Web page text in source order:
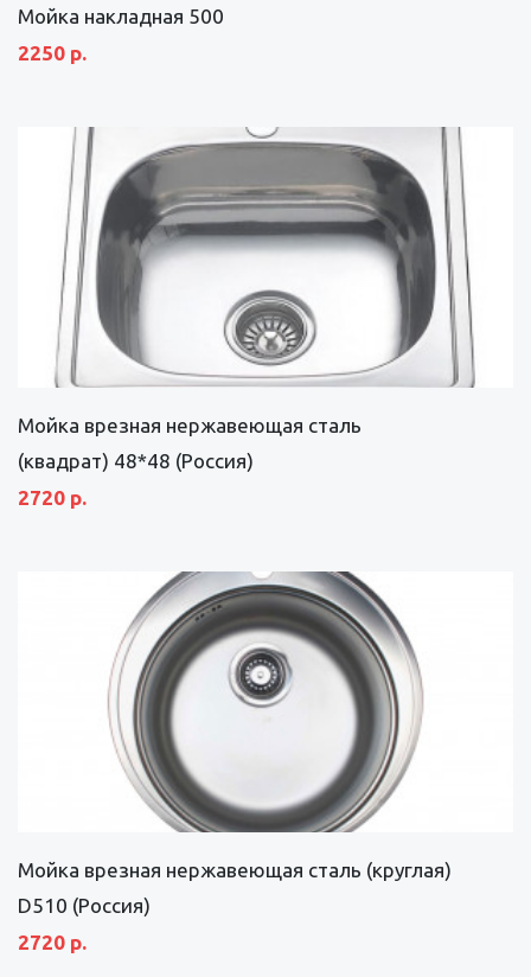
Мойка накладная 500
2250 р.
Мойка врезная нержавеющая сталь
(квадрат) 48*48 (Россия)
2720 р.
Мойка врезная нержавеющая сталь (круглая)
D510 (Россия)
2720 р.